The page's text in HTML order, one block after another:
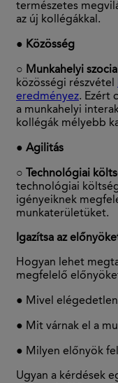
természetes
az új kollégákkal.
● Közösség
○ Munkahelyi
közösségi részvétel
eredményez. Ezért
a munkahelyi
kollégák mélyebb
● Agilitás
○ Technológiai
technológiai
igényeiknek
munkaterületüket.
Igazítsa az
Hogyan lehet
megfelelő
● Mivel
● Mit várnak el a
● Milyen előnyök
Ugyan a kérdések